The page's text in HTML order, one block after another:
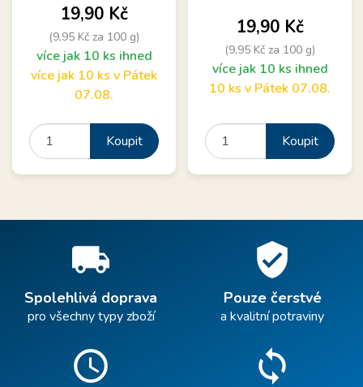
Cena
19,90 Kč
(9,95 Kč za 100 g)
více jak 10 ks ihned
více jak 10 ks v Pátek
07.08.
Koupit
Cena
19,90 Kč
(9,95 Kč za 100 g)
více jak 10 ks ihned
10 ks v Pátek 07.08.
Koupit
local_shipping
Spolehlivá doprava
pro všechny typy zboží
verified_user
Pouze čerstvé
a kvalitní potraviny
schedule sync